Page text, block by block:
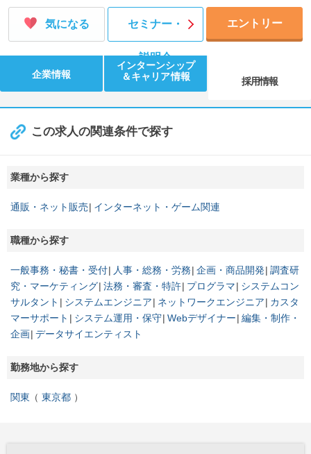
気になる セミナー・
説明会
エントリー
企業情報
インターンシップ
＆キャリア情報
採用情報
この求人の関連条件で探す
業種から探す
通販・ネット販売 インターネット・ゲーム関連
職種から探す
一般事務・秘書・受付 人事・総務・労務 企画・商品開発 調査研
究・マーケティング 法務・審査・特許 プログラマ
システムコン
サルタント
システムエンジニア ネットワークエンジニア
カスタ
マーサポート
システム運用・保守 Webデザイナー 編集・制作・
企画 データサイエンティスト
勤務地から探す
関東 東京都